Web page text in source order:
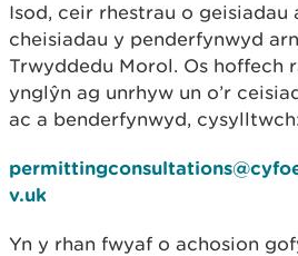
Isod, ceir rhestrau o geisiadau
cheisiadau y penderfynwyd
Trwyddedu Morol. Os hoffech
ynglŷn ag unrhyw un o’r
ac a benderfynwyd,
v.uk
Yn y rhan fwyaf o achosion